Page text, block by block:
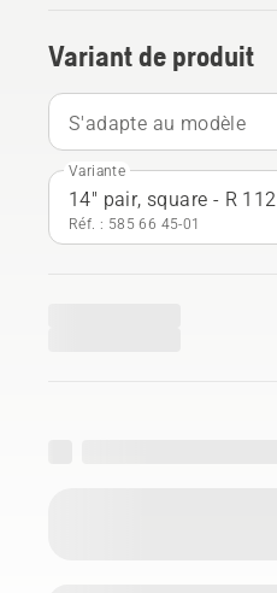
Variant de produit
S'adapte au modèle
Variante
14" pair, square - R 112
Réf. : 585 66 45‑01